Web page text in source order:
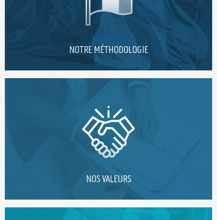
NOTRE MÉTHODOLOGIE
NOS VALEURS